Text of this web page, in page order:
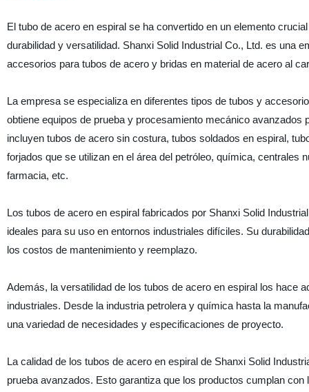
El tubo de acero en espiral se ha convertido en un elemento
durabilidad y versatilidad. Shanxi Solid Industrial Co., Ltd. es una
accesorios para tubos de acero y bridas en material de acero al
La empresa se especializa en diferentes tipos de tubos y
obtiene equipos de prueba y procesamiento mecánico
incluyen tubos de acero sin costura, tubos soldados en espiral,
forjados que se utilizan en el área del petróleo, química,
farmacia, etc.
Los tubos de acero en espiral fabricados por Shanxi Solid
ideales para su uso en entornos industriales difíciles. Su
los costos de mantenimiento y reemplazo.
Además, la versatilidad de los tubos de acero en espiral los hace
industriales. Desde la industria petrolera y química hasta la
una variedad de necesidades y especificaciones de proyecto.
La calidad de los tubos de acero en espiral de Shanxi Solid
prueba avanzados. Esto garantiza que los productos cumplan